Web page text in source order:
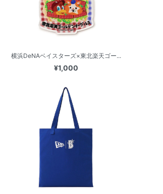
横浜DeNAベイスターズ×東北楽天ゴー...
¥1,000